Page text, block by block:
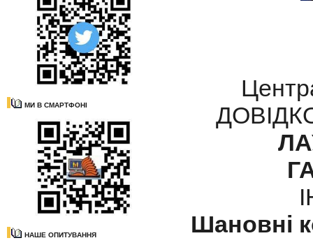
МИ В СМАРТФОНІ
НАШЕ ОПИТУВАННЯ
Шановні